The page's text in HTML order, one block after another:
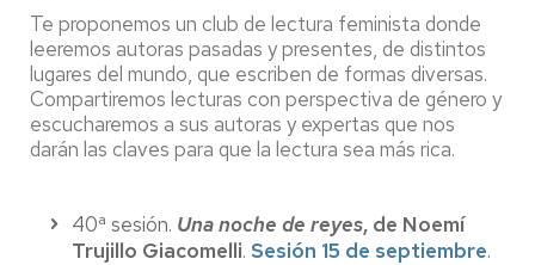
Te proponemos un club de lectura feminista donde
leeremos autoras pasadas y presentes, de distintos
lugares del mundo, que escriben de formas diversas.
Compartiremos lecturas con perspectiva de género y
escucharemos a sus autoras y expertas que nos
darán las claves para que la lectura sea más rica.
40ª sesión. Una noche de reyes, de Noemí
Trujillo Giacomelli. Sesión 15 de septiembre.